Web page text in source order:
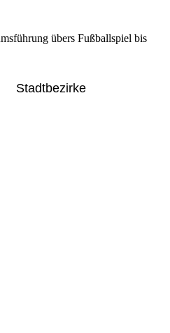
übers Fußballspiel bis
Stadtbezirke